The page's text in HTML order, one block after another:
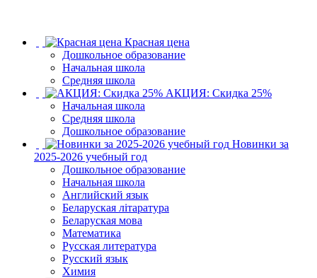
Красная цена
Дошкольное образование
Начальная школа
Средняя школа
АКЦИЯ: Скидка 25%
Начальная школа
Средняя школа
Дошкольное образование
Новинки за
2025-2026 учебный год
Дошкольное образование
Начальная школа
Английский язык
Беларуская літаратура
Беларуская мова
Математика
Русская литература
Русский язык
Химия